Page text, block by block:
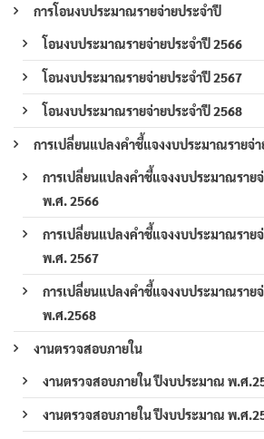
การโอนงบประมาณรายจ่ายประจำปี
โอนงบประมาณรายจ่ายประจำปี 2566
โอนงบประมาณรายจ่ายประจำปี 2567
โอนงบประมาณรายจ่ายประจำปี 2568
การเปลี่ยนแปลงคำชี้แจงงบประมาณรายจ่
การเปลี่ยนแปลงคำชี้แจงงบประมาณราย
พ.ศ. 2566
การเปลี่ยนแปลงคำชี้แจงงบประมาณราย
พ.ศ. 2567
การเปลี่ยนแปลงคำชี้แจงงบประมาณราย
พ.ศ.2568
งานตรวจสอบภายใน
งานตรวจสอบภายใน ปีงบประมาณ พ.ศ
งานตรวจสอบภายใน ปีงบประมาณ พ.ศ